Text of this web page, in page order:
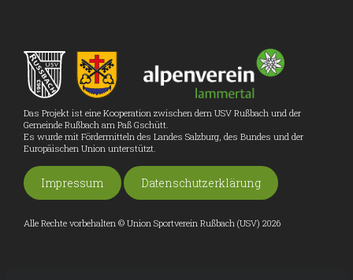
Das Projekt ist eine Kooperation zwischen dem USV Rußbach und der
Gemeinde Rußbach am Paß Gschütt.
Es wurde mit Fördermitteln des Landes Salzburg, des Bundes und der
Europäischen Union unterstützt.
Impressum Datenschutzerklärung
Alle Rechte vorbehalten © Union Sportverein Rußbach (USV) 2026